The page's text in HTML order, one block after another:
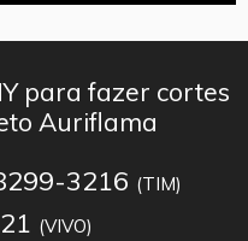
para fazer cortes
Auriflama
3216 (TIM)
(VIVO)